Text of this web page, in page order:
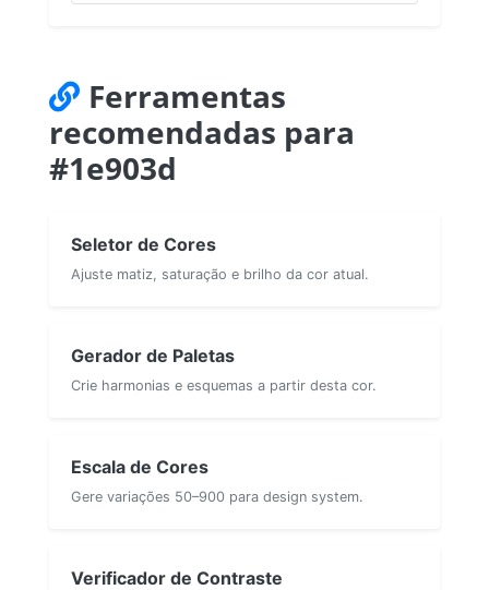
Ferramentas
recomendadas para
#1e903d
Seletor de Cores
Ajuste matiz, saturação e brilho da cor atual.
Gerador de Paletas
Crie harmonias e esquemas a partir desta cor.
Escala de Cores
Gere variações 50–900 para design system.
Verificador de Contraste